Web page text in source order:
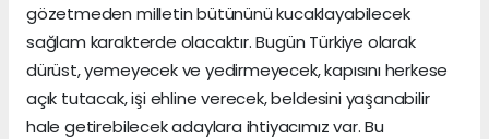
gözetmeden milletin bütününü kucaklayabilecek
sağlam karakterde olacaktır. Bugün Türkiye olarak
dürüst, yemeyecek ve yedirmeyecek, kapısını herkese
açık tutacak, işi ehline verecek, beldesini yaşanabilir
hale getirebilecek adaylara ihtiyacımız var. Bu